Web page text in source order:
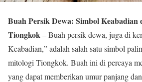
Buah Persik Dewa: Simbol Keabadian
Tiongkok– Buah persik dewa, juga di
Keabadian,” adalah salah satu simbol
mitologi Tiongkok. Buah ini di percaya
yang dapat memberikan umur panjang